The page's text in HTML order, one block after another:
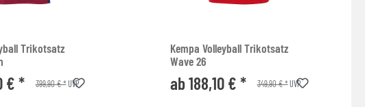
Trikotsatz
€ * 399,90 € *UVP
Kempa Volleyball Trikotsatz
Wave 26
ab 188,10 € * 349,90 € *UVP